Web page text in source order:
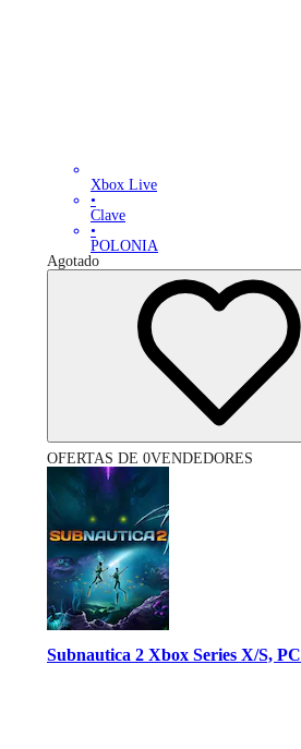
Xbox Live
•
Clave
•
POLONIA
Agotado
OFERTAS DE 0VENDEDORES
Subnautica 2 Xbox Series X/S, PC